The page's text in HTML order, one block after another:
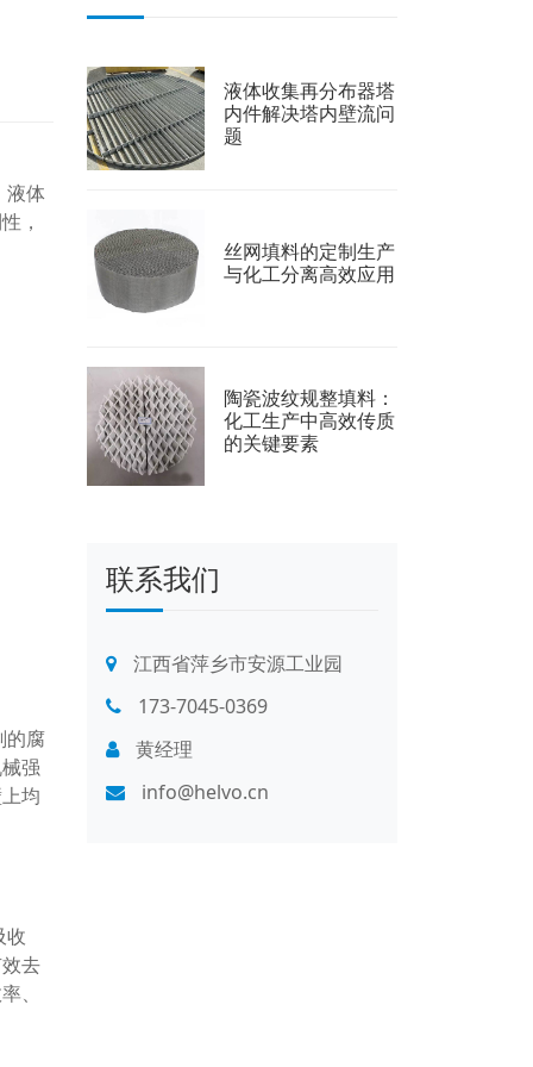
液体
，
的腐
强
均
收
去
、
液体收集再分布器塔
内件解决塔内壁流问
题
丝网填料的定制生产
与化工分离高效应用
陶瓷波纹规整填料：
化工生产中高效传质
的关键要素
联系我们
江西省萍乡市安源工业园
173-7045-0369
黄经理
info@helvo.cn